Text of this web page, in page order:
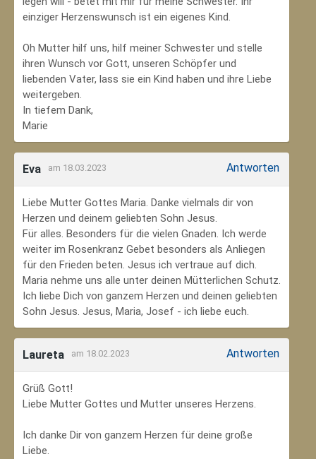
einziger Herzenswunsch ist ein eigenes Kind.
Oh Mutter hilf uns, hilf meiner Schwester und stelle
ihren Wunsch vor Gott, unseren Schöpfer und
liebenden Vater, lass sie ein Kind haben und ihre Liebe
weitergeben.
In tiefem Dank,
Marie
Eva am 18.03.2023 Antworten
Liebe Mutter Gottes Maria. Danke vielmals dir von
Herzen und deinem geliebten Sohn Jesus.
Für alles. Besonders für die vielen Gnaden. Ich werde
weiter im Rosenkranz Gebet besonders als Anliegen
für den Frieden beten. Jesus ich vertraue auf dich.
Maria nehme uns alle unter deinen Mütterlichen Schutz.
Ich liebe Dich von ganzem Herzen und deinen geliebten
Sohn Jesus. Jesus, Maria, Josef - ich liebe euch.
Laureta am 18.02.2023 Antworten
Grüß Gott!
Liebe Mutter Gottes und Mutter unseres Herzens.
Ich danke Dir von ganzem Herzen für deine große
Liebe.